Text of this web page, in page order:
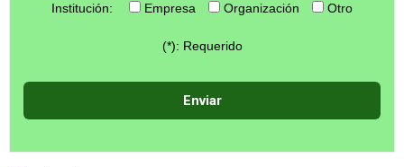
Institución: Empresa Organización Otro
(*): Requerido